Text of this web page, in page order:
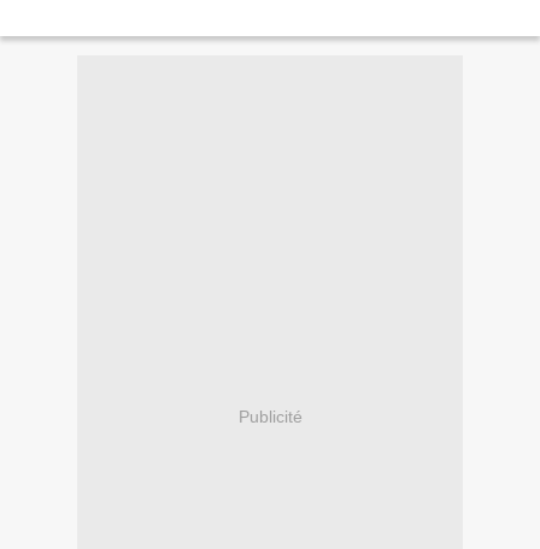
Publicité